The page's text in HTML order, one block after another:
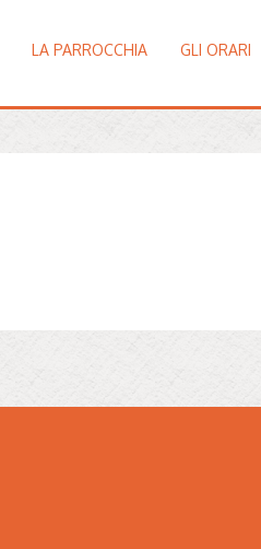
LA PARROCCHIA GLI ORARI